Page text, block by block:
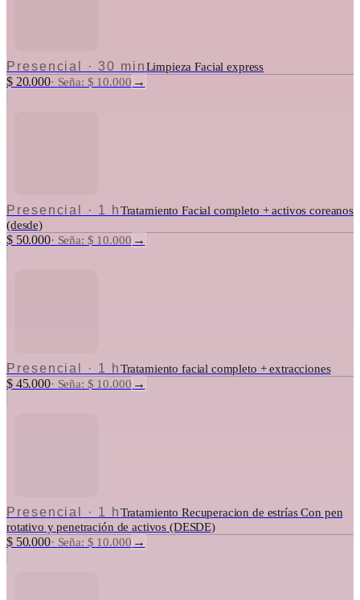
Presencial · 30 minLimpieza Facial express
$ 20.000· Seña: $ 10.000 →
Presencial · 1 hTratamiento Facial completo + activos coreanos
(desde)
$ 50.000· Seña: $ 10.000 →
Presencial · 1 hTratamiento facial completo + extracciones
$ 45.000· Seña: $ 10.000 →
Presencial · 1 hTratamiento Recuperacion de estrías Con pen
rotativo y penetración de activos (DESDE)
$ 50.000· Seña: $ 10.000 →